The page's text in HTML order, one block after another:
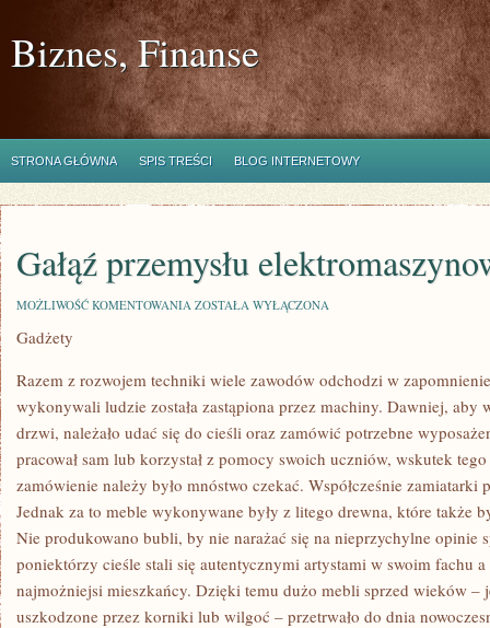
Biznes, Finanse
STRONA GŁÓWNA SPIS TREŚCI BLOG INTERNETOWY
Gałąź przemysłu
MOŻLIWOŚĆ KOMENTOWANIA GAŁĄŹ
ZOSTAŁA WYŁĄCZONA
Gadżety
Razem z rozwojem techniki wiele zawodów odchodzi w
wykonywali ludzie została zastąpiona przez machiny. Dawniej, aby
drzwi, należało udać się do cieśli oraz zamówić potrzebne
pracował sam lub korzystał z pomocy swoich uczniów, wskutek
zamówienie należy było mnóstwo czekać. Współcześnie
Jednak za to meble wykonywane były z litego drewna, które także
Nie produkowano bubli, by nie narażać się na nieprzychylne opinie
poniektórzy cieśle stali się autentycznymi artystami w swoim fachu
najmożniejsi mieszkańcy. Dzięki temu dużo mebli sprzed wieków –
uszkodzone przez korniki lub wilgoć – przetrwało do dnia